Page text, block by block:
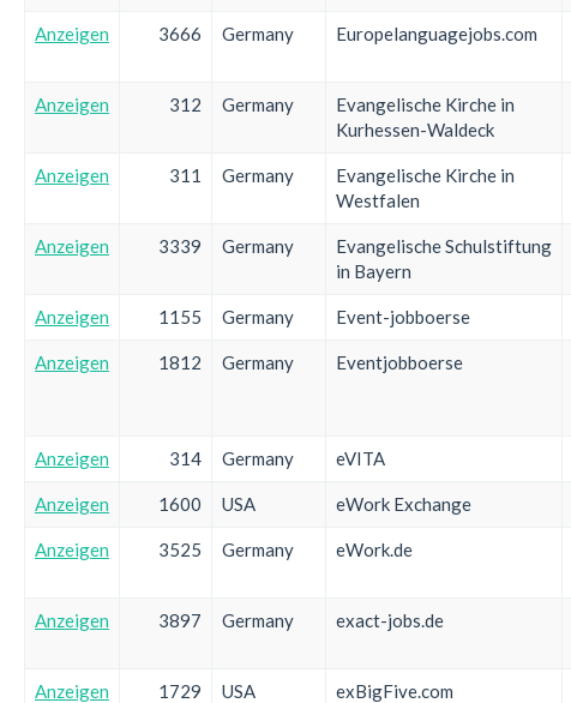
Anzeigen 3666 Germany Europelanguagejobs.com
Anzeigen 312 Germany
Evangelische Kirche in
Kurhessen-Waldeck
Anzeigen 311 Germany
Evangelische Kirche in
Westfalen
Anzeigen 3339 Germany
Evangelische Schulstiftung
in Bayern
Anzeigen 1155 Germany Event-jobboerse
Anzeigen 1812 Germany Eventjobboerse
Anzeigen 314 Germany eVITA
Anzeigen 1600 USA eWork Exchange
Anzeigen 3525 Germany eWork.de
Anzeigen 3897 Germany exact-jobs.de
Anzeigen 1729 USA exBigFive.com